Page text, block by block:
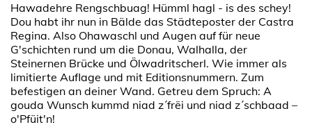
Hawadehre Rengschbuag! Hümml hagl - is des schey!
Dou habt ihr nun in Bälde das Städteposter der Castra
Regina. Also Ohawaschl und Augen auf für neue
G'schichten rund um die Donau, Walhalla, der
Steinernen Brücke und Ölwadritscherl. Wie immer als
limitierte Auflage und mit Editionsnummern. Zum
befestigen an deiner Wand. Getreu dem Spruch: A
gouda Wunsch kummd niad z´frëi und niad z´schbaad –
o'Pfüit'n!